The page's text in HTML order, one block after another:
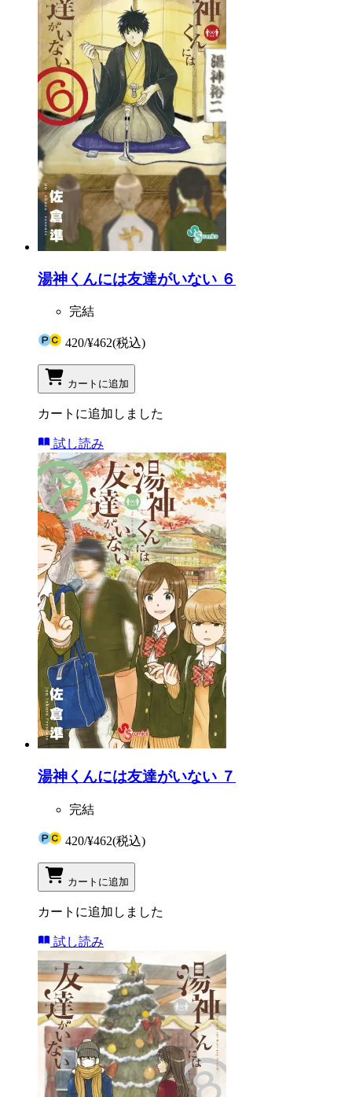
湯神くんには友達がいない ６
完結
420/¥462(税込)
カートに追加
カートに追加しました
試し読み
湯神くんには友達がいない ７
完結
420/¥462(税込)
カートに追加
カートに追加しました
試し読み